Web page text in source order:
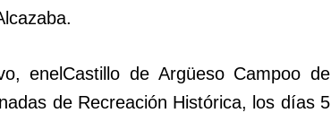
enelCastillo de Argüeso Campoo de
de Recreación Histórica, los días 5